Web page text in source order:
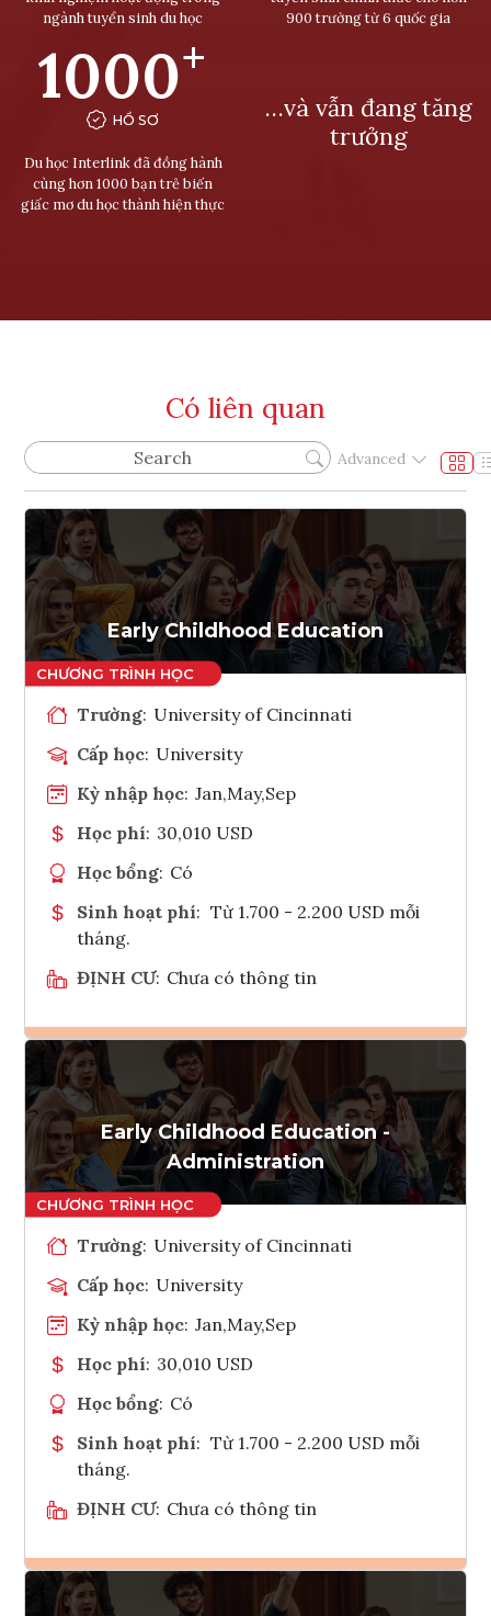
ngành tuyển sinh du học
900 trường từ 6 quốc gia
1000+
HỒ SƠ
Du học Interlink đã đồng hành
cùng hơn 1000 bạn trẻ biến
giấc mơ du học thành hiện thực
…và vẫn đang tăng
trưởng
Có liên quan
Advanced
Early Childhood Education
Trường: University of Cincinnati
Cấp học: University
Kỳ nhập học: Jan,May,Sep
Học phí: 30,010 USD
Học bổng: Có
Sinh hoạt phí: Từ 1.700 - 2.200 USD mỗi
tháng.
ĐỊNH CƯ: Chưa có thông tin
Ghi danh
Tham vấn Interlink
Early Childhood Education -
Administration
Trường: University of Cincinnati
Cấp học: University
Kỳ nhập học: Jan,May,Sep
Học phí: 30,010 USD
Học bổng: Có
Sinh hoạt phí: Từ 1.700 - 2.200 USD mỗi
tháng.
ĐỊNH CƯ: Chưa có thông tin
Ghi danh